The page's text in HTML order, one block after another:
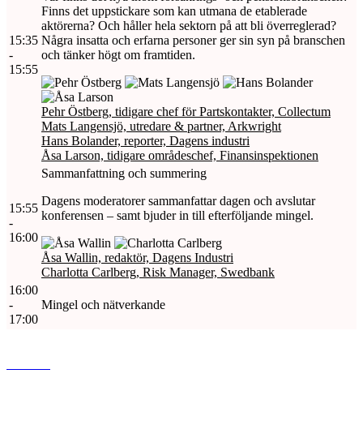
15:35
-
15:55
Finns det uppstickare som kan utmana de etablerade
aktörerna? Och håller hela sektorn på att bli överreglerad?
Några insatta och erfarna personer ger sin syn på branschen
och tänker högt om framtiden.
Pehr Östberg, tidigare chef för Partskontakter, Collectum
Mats Langensjö, utredare & partner, Arkwright
Hans Bolander, reporter, Dagens industri
Åsa Larson, tidigare områdeschef, Finansinspektionen
15:55
-
16:00
Sammanfattning och summering
Dagens moderatorer sammanfattar dagen och avslutar
konferensen – samt bjuder in till efterföljande mingel.
Åsa Wallin, redaktör, Dagens Industri
Charlotta Carlberg, Risk Manager, Swedbank
16:00
-
17:00
Mingel och nätverkande